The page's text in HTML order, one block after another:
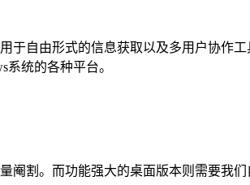
用于自由形式的信息获取以及多用户协作
统的各种平台。
阉割。而功能强大的桌面版本则需要我